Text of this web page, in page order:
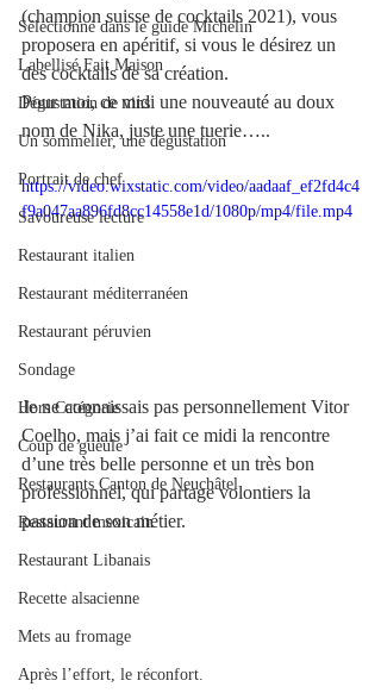
Sélectionné dans le guide Michelin
Labellisé Fait Maison
Dégustation de vins
Un sommelier, une dégustation
Portrait de chef
Savoureuse lecture
Restaurant italien
Restaurant méditerranéen
Restaurant péruvien
Sondage
Hors Catégorie
Coup de gueule
Restaurants Canton de Neuchâtel
Restaurant mexicain
Restaurant Libanais
Recette alsacienne
Mets au fromage
Après l’effort, le réconfort.
(champion suisse de cocktails 2021), vous
proposera en apéritif, si vous le désirez un
des cocktails de sa création.
Pour moi, ce midi une nouveauté au doux
nom de Nika, juste une tuerie…..
https://video.wixstatic.com/video/aadaaf_ef2fd4c4
f9a047aa896fd8cc14558e1d/1080p/mp4/file.mp4
Je ne connaissais pas personnellement Vitor
Coelho, mais j’ai fait ce midi la rencontre
d’une très belle personne et un très bon
professionnel, qui partage volontiers la
passion de son métier.